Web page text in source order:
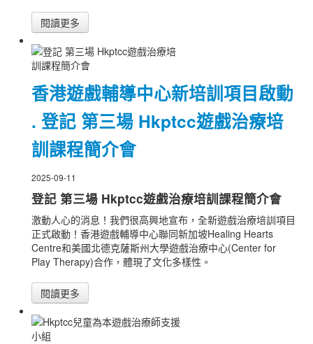
閱讀更多
香港遊戲輔導中心新培訓項目啟動
. 登記 第三場 Hkptcc遊戲治療培
訓課程簡介會
2025-09-11
登記 第三場 Hkptcc遊戲治療培訓課程簡介會
激動人心的消息！我們很高興地宣布，全新遊戲治療培訓項目
正式啟動！香港遊戲輔導中心聯同新加坡Healing Hearts
Centre和美國北德克薩斯州大學遊戲治療中心(Center for
Play Therapy)合作，體現了文化多樣性。
閱讀更多